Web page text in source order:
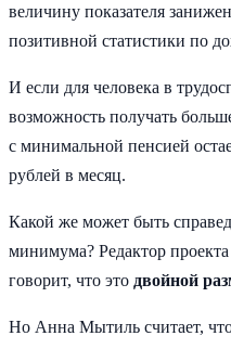
величину показателя
позитивной статистики по
И если для человека в
возможность получать
с минимальной пенсией
рублей в месяц.
Какой же может быть
минимума? Редактор
говорит, что это двойной
Но Анна Мытиль считает,